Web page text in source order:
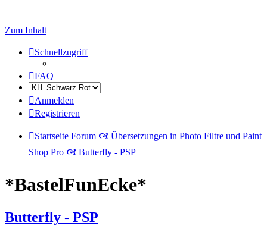
Zum Inhalt
Schnellzugriff
FAQ
Anmelden
Registrieren
Startseite Forum 🙧 Übersetzungen in Photo Filtre und Paint
Shop Pro 🙧 Butterfly - PSP
*BastelFunEcke*
Butterfly - PSP